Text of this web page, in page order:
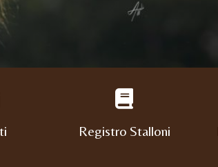
Registro Stalloni